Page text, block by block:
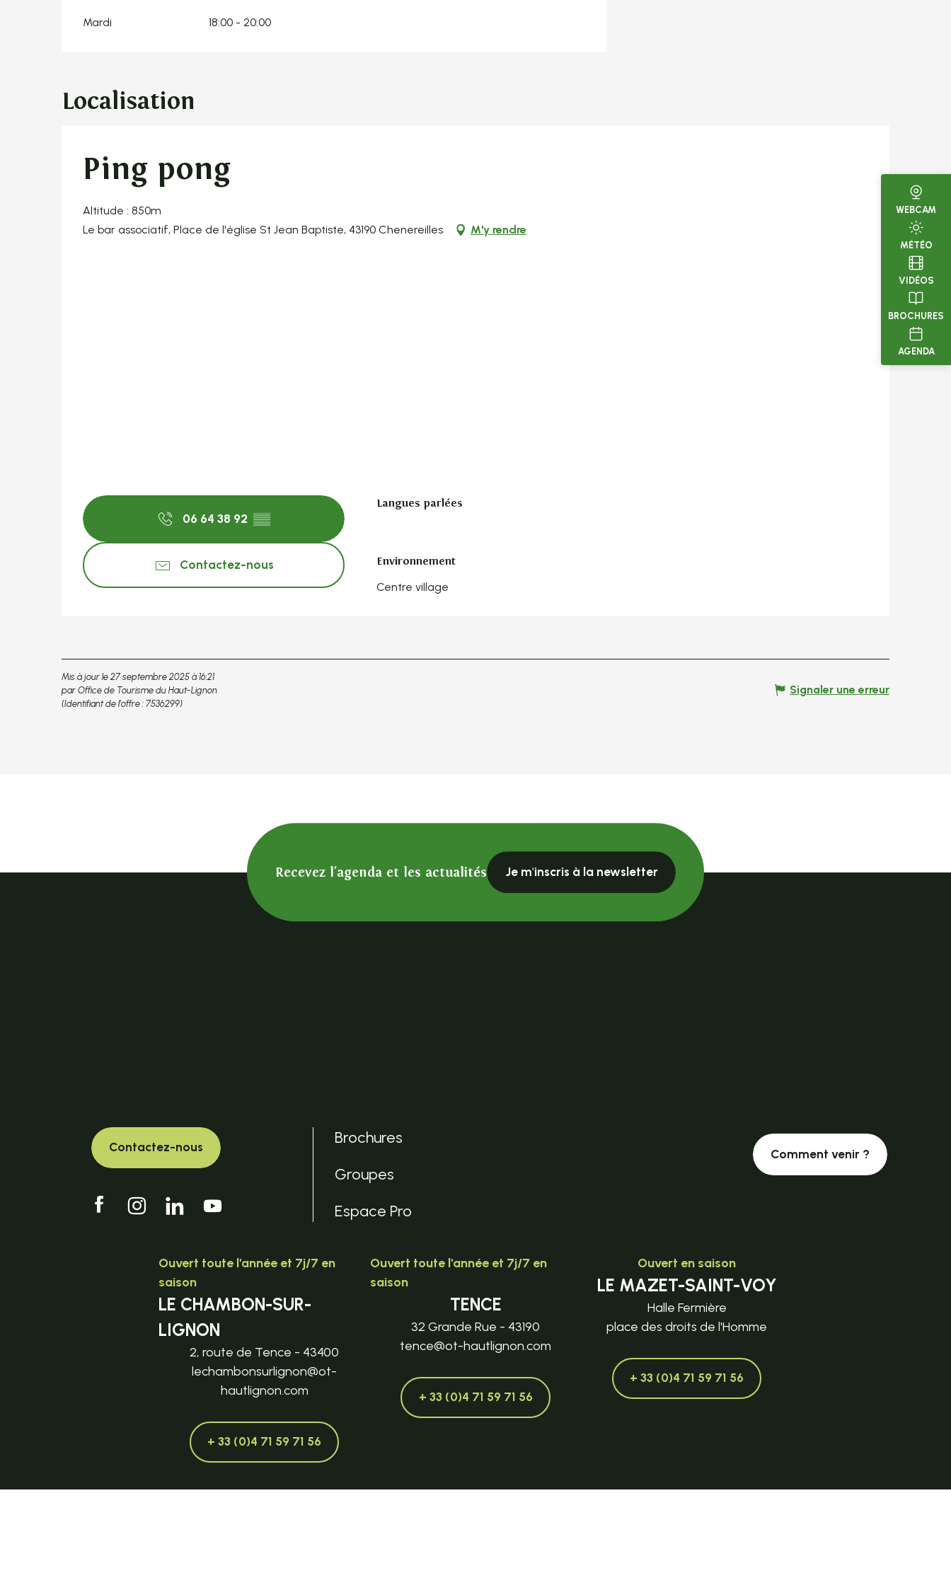
WEBCAM
MÉTÉO
VIDÉOS
BROCHURES
AGENDA
Mardi 18:00 - 20:00
Localisation
Ping pong
Altitude : 850m
Le bar associatif, Place de l'église St Jean Baptiste, 43190 Chenereilles
M'y rendre
06 64 38 92 ▒▒
Contactez-nous
Langues parlées
Langues parlées
Environnement
Environnement
Centre village
Mis à jour le 27 septembre 2025 à 16:21
par Office de Tourisme du Haut-Lignon
(Identifiant de l'offre : 7536299)
Signaler une erreur
Recevez l'agenda et les actualités Je m'inscris à la newsletter
Contactez-nous
Brochures
Groupes
Espace Pro
Comment venir ?
Ouvert toute l'année et 7j/7 en
saison
LE CHAMBON-SUR-
LIGNON
2, route de Tence - 43400
lechambonsurlignon@ot-
hautlignon.com
+ 33 (0)4 71 59 71 56
Ouvert toute l'année et 7j/7 en
saison
TENCE
32 Grande Rue - 43190
tence@ot-hautlignon.com
+ 33 (0)4 71 59 71 56
Ouvert en saison
LE MAZET-SAINT-VOY
Halle Fermière
place des droits de l'Homme
+ 33 (0)4 71 59 71 56